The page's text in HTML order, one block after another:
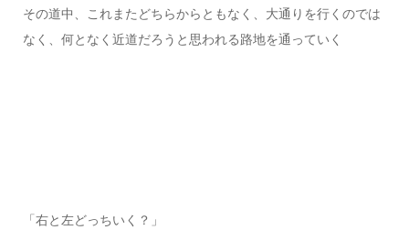
その道中、これまたどちらからともなく、大通りを行くのでは
なく、何となく近道だろうと思われる路地を通っていく
「右と左どっちいく？」